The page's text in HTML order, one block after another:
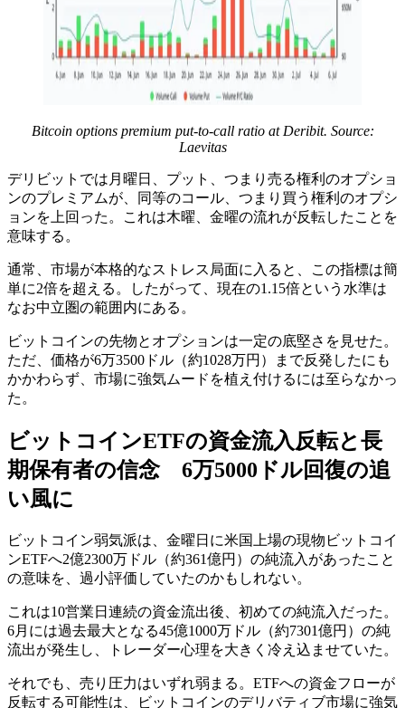
Bitcoin options premium put-to-call ratio at Deribit. Source:
Laevitas
デリビットでは月曜日、プット、つまり売る権利のオプショ
ンのプレミアムが、同等のコール、つまり買う権利のオプシ
ョンを上回った。これは木曜、金曜の流れが反転したことを
意味する。
通常、市場が本格的なストレス局面に入ると、この指標は簡
単に2倍を超える。したがって、現在の1.15倍という水準は
なお中立圏の範囲内にある。
ビットコインの先物とオプションは一定の底堅さを見せた。
ただ、価格が6万3500ドル（約1028万円）まで反発したにも
かかわらず、市場に強気ムードを植え付けるには至らなかっ
た。
ビットコインETFの資金流入反転と長
期保有者の信念 6万5000ドル回復の追
い風に
ビットコイン弱気派は、金曜日に米国上場の現物ビットコイ
ンETFへ2億2300万ドル（約361億円）の純流入があったこと
の意味を、過小評価していたのかもしれない。
これは10営業日連続の資金流出後、初めての純流入だった。
6月には過去最大となる45億1000万ドル（約7301億円）の純
流出が発生し、トレーダー心理を大きく冷え込ませていた。
それでも、売り圧力はいずれ弱まる。ETFへの資金フローが
反転する可能性は、ビットコインのデリバティブ市場に強気